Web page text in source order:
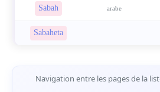
Sabah arabe
Sabaheta
Navigation de
Navigation entre les pages de la